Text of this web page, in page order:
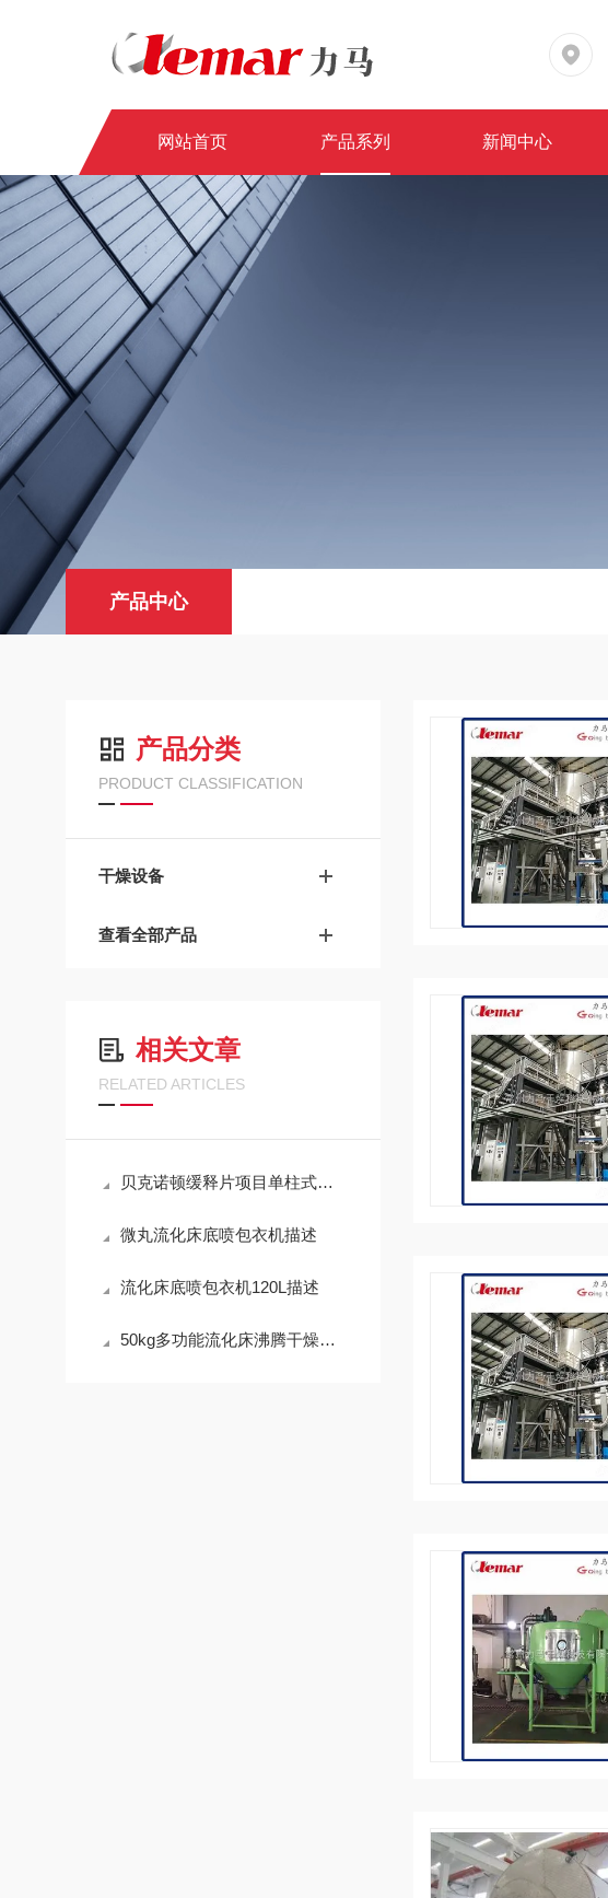
网站首页 产品系列 新闻中心
产品中心
产品分类
PRODUCT CLASSIFICATION
干燥设备
查看全部产品
相关文章
RELATED ARTICLES
贝克诺顿缓释片项目单柱式提升混合机
微丸流化床底喷包衣机描述
流化床底喷包衣机120L描述
50kg多功能流化床沸腾干燥底喷包衣机